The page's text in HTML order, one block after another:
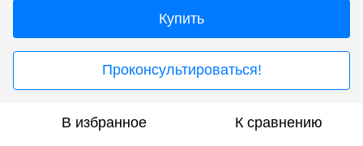
Купить
Проконсультироваться!
В избранное К сравнению